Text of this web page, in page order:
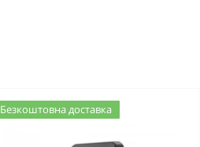
Безкоштовна доставка